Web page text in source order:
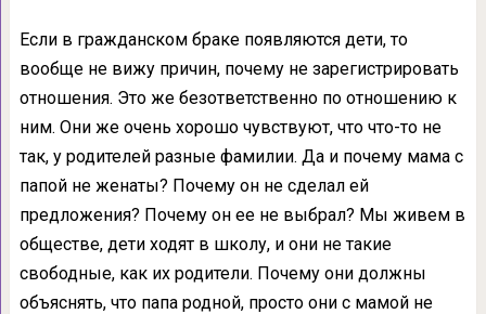
Если в гражданском браке появляются дети, то
вообще не вижу причин, почему не зарегистрировать
отношения. Это же безответственно по отношению к
ним. Они же очень хорошо чувствуют, что что-то не
так, у родителей разные фамилии. Да и почему мама с
папой не женаты? Почему он не сделал ей
предложения? Почему он ее не выбрал? Мы живем в
обществе, дети ходят в школу, и они не такие
свободные, как их родители. Почему они должны
объяснять, что папа родной, просто они с мамой не